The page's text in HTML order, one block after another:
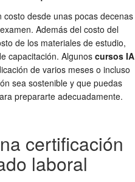
desde unas pocas decenas
Además del costo del
de los materiales de estudio,
capacitación. Algunos cursos IA
de varios meses o incluso
sea sostenible y que puedas
prepararte adecuadamente.
certificación
laboral